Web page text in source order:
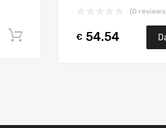
Į krepšelį
(0
€ 54.54